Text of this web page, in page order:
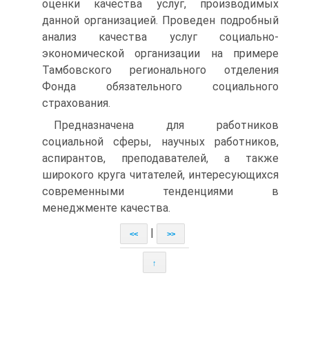
оценки качества услуг, производимых
данной организацией. Проведен подробный
анализ качества услуг социально-
экономической организации на примере
Тамбовского регионального отделения
Фонда обязательного социального
страхования.
Предназначена для работников
социальной сферы, научных работников,
аспирантов, преподавателей, а также
широкого круга читателей, интересующихся
современными тенденциями в
менеджменте качества.
<< >>
↑